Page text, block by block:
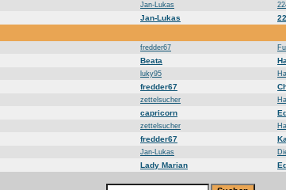
Jan-Lukas
Jan-Lukas
fredder67
Beata
luky95
fredder67
zettelsucher
capricorn
zettelsucher
fredder67
Jan-Lukas
Lady Marian